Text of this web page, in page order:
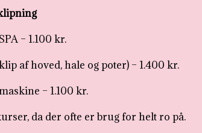
– 1.100 kr.
af hoved, hale og poter) – 1.400 kr.
– 1.100 kr.
da der ofte er brug for helt ro på.